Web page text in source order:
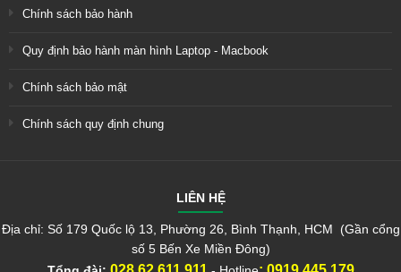
Chính sách bảo hành
Quy định bảo hành màn hình Laptop - Macbook
Chính sách bảo mật
Chính sách quy định chung
LIÊN HỆ
Địa chỉ: Số 179 Quốc lộ 13, Phường 26, Bình Thạnh, HCM (Gần cổng
số 5 Bến Xe Miền Đông)